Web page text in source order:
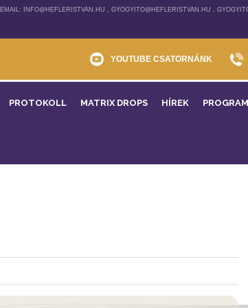
EMAIL: INFO@HEFLERISTVAN.HU , GYOGYITO@HEFLERISTVAN.HU ,
YOUTUBE CSATORNÁNK
PROTOKOLL MATRIX DROPS HÍREK